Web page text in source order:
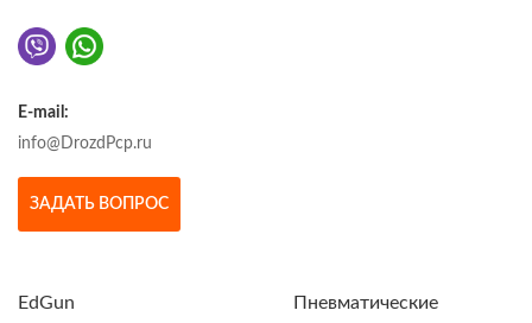
E-mail:
info@DrozdPcp.ru
ЗАДАТЬ ВОПРОС
EdGun
Пневматические